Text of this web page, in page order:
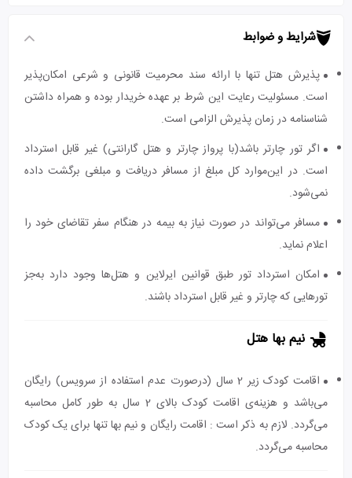
شرایط و ضوابط
پذیرش هتل تنها با ارائه سند محرمیت قانونی و شرعی امکان‌پذیر
است. مسئولیت رعایت این شرط بر عهده خریدار بوده و همراه داشتن
شناسنامه در زمان پذیرش الزامی است.
اگر تور چارتر باشد(با پرواز چارتر و هتل گارانتی) غیر قابل استرداد
است. در این‌موارد کل مبلغ از مسافر دریافت و مبلغی برگشت داده
نمی‌شود.
مسافر می‌تواند در صورت نیاز به بیمه در هنگام سفر تقاضای خود را
اعلام نماید.
امکان استرداد تور طبق قوانین ایرلاین و هتل‌ها وجود دارد به‌جز
تورهایی که چارتر و غیر قابل استرداد باشند.
نیم بها هتل
اقامت کودک زیر 2 سال (درصورت عدم استفاده از سرویس) رایگان
می‌باشد و هزینه‌ی اقامت کودک بالای 2 سال به طور کامل محاسبه
می‌گردد. لازم به ذکر است : اقامت رایگان و نیم بها تنها برای یک کودک
محاسبه می‌گردد.